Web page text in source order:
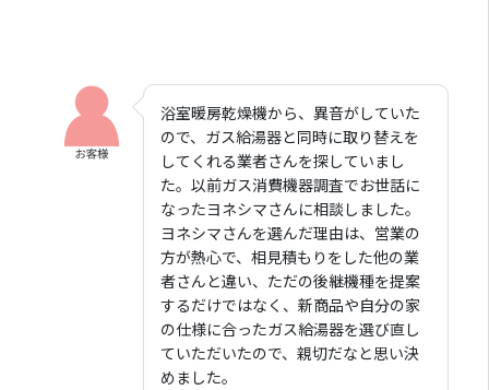
浴室暖房乾燥機から、異音がしていた
ので、ガス給湯器と同時に取り替えを
してくれる業者さんを探していまし
た。以前ガス消費機器調査でお世話に
なったヨネシマさんに相談しました。
ヨネシマさんを選んだ理由は、営業の
方が熱心で、相見積もりをした他の業
者さんと違い、ただの後継機種を提案
するだけではなく、新商品や自分の家
の仕様に合ったガス給湯器を選び直し
ていただいたので、親切だなと思い決
めました。